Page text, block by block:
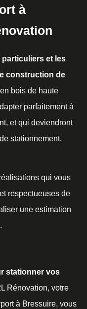
à
et les
construction de
bois de haute
parfaitement à
et qui deviendront
stationnement,
qui vous
respectueuses de
une estimation
stationner vos
Rénovation, votre
à Bressuire, vous